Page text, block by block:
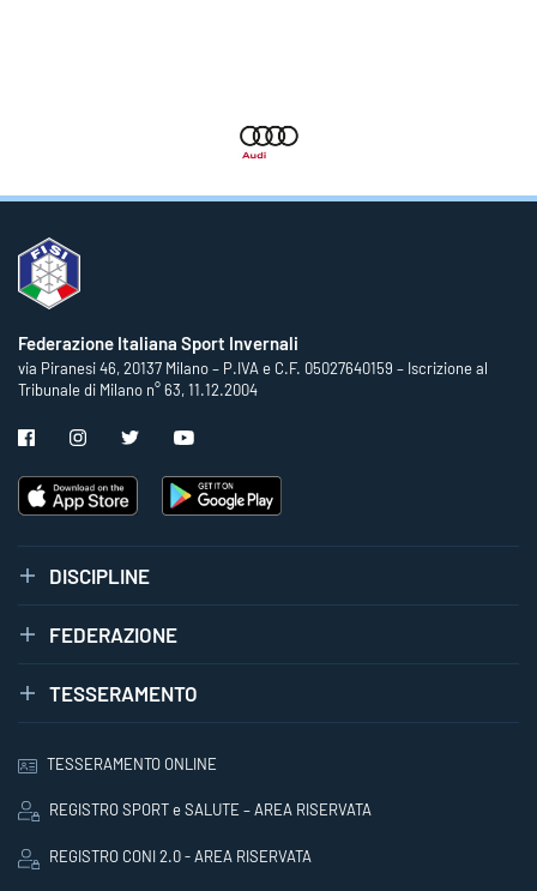
Federazione Italiana Sport Invernali
via Piranesi 46, 20137 Milano – P.IVA e C.F. 05027640159 – Iscrizione al
Tribunale di Milano n° 63, 11.12.2004
DISCIPLINE
FEDERAZIONE
TESSERAMENTO
TESSERAMENTO ONLINE
REGISTRO SPORT e SALUTE – AREA RISERVATA
REGISTRO CONI 2.0 - AREA RISERVATA